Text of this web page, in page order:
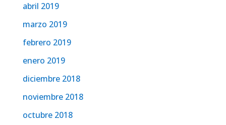
abril 2019
marzo 2019
febrero 2019
enero 2019
diciembre 2018
noviembre 2018
octubre 2018